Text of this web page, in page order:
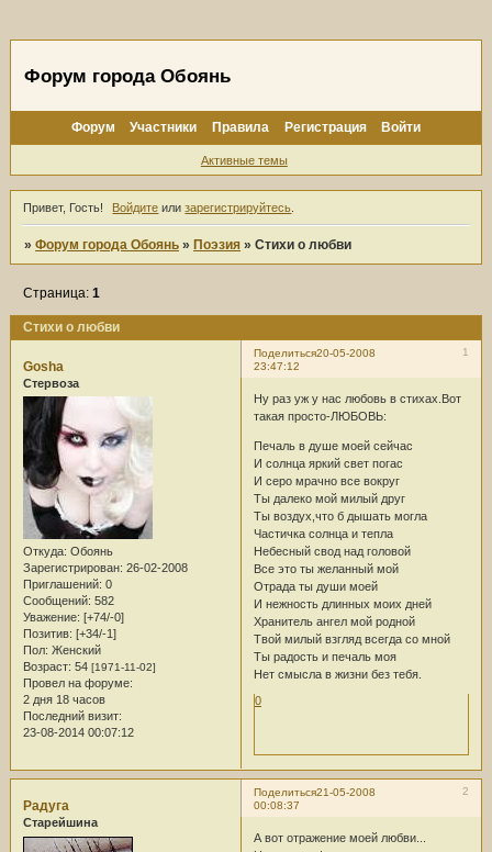
Форум города Обоянь
Форум Участники Правила Регистрация Войти
Активные темы
Привет, Гость! Войдите илизарегистрируйтесь
»Форум города Обоянь » Поэзия »Стихи о любви
Стихи о любви
Страница:1
Поделиться 1
20-05-2008
23:47:12
Gosha
Стервоза
Откуда: Обоянь
Зарегистрирован: 26-02-2008
Приглашений: 0
Сообщений: 582
Уважение: [+74/-0]
Позитив: [+34/-1]
Пол: Женский
Возраст: 54 [1971-11-02]
Провел на форуме:
2 дня 18 часов
Последний визит:
23-08-2014 00:07:12
Ну раз уж у нас любовь в стихах.Вот
такая просто-ЛЮБОВЬ:
Печаль в душе моей сейчас
И солнца яркий свет погас
И серо мрачно все вокруг
Ты далеко мой милый друг
Ты воздух,что б дышать могла
Частичка солнца и тепла
Небесный свод над головой
Все это ты желанный мой
Отрада ты души моей
И нежность длинных моих дней
Хранитель ангел мой родной
Твой милый взгляд всегда со мной
Ты радость и печаль моя
Нет смысла в жизни без тебя.
0
Поделиться 2
21-05-2008
00:08:37
Радуга
Старейшина
А вот отражение моей любви...